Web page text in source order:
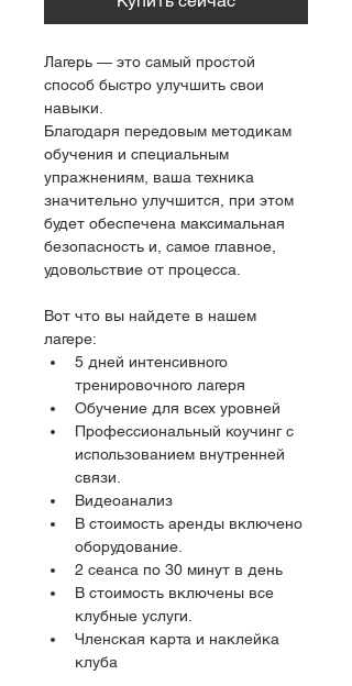
Лагерь — это самый простой
способ быстро улучшить свои
навыки.
Благодаря передовым методикам
обучения и специальным
упражнениям, ваша техника
значительно улучшится, при этом
будет обеспечена максимальная
безопасность и, самое главное,
удовольствие от процесса.
Вот что вы найдете в нашем
лагере:
5 дней интенсивного
тренировочного лагеря
Обучение для всех уровней
Профессиональный коучинг с
использованием внутренней
связи.
Видеоанализ
В стоимость аренды включено
оборудование.
2 сеанса по 30 минут в день
В стоимость включены все
клубные услуги.
Членская карта и наклейка
клуба